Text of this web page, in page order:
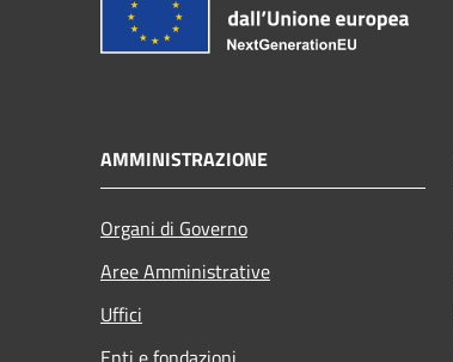
AMMINISTRAZIONE
Organi di Governo
Aree Amministrative
Uffici